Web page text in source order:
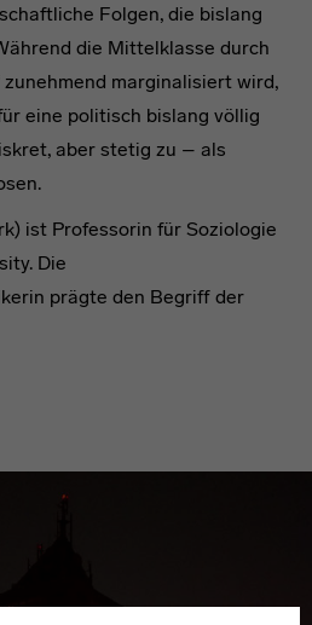
Folgen, die bislang
die Mittelklasse durch
marginalisiert wird,
eine politisch bislang völlig
aber stetig zu – als
ist Professorin für Soziologie
Die
prägte den Begriff der